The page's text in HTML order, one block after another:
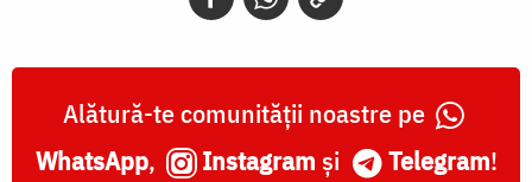
Alătură-te comunității noastre pe
WhatsApp, Instagram și Telegram!